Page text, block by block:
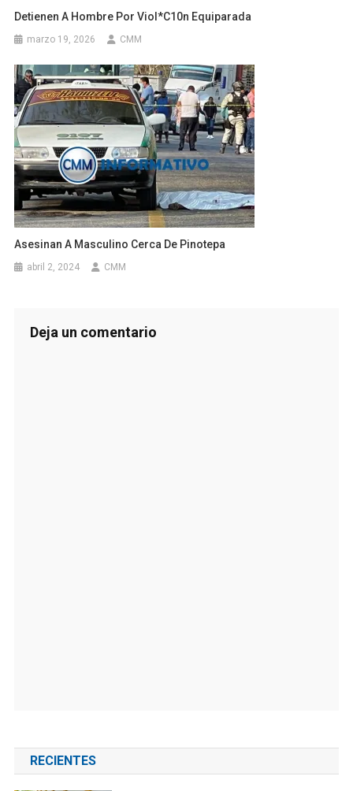
Detienen A Hombre Por Viol*c10n Equiparada
marzo 19, 2026 CMM
Asesinan A Masculino Cerca De Pinotepa
abril 2, 2024 CMM
Deja un comentario
RECIENTES